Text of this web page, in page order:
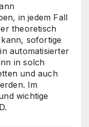
in jedem Fall
theoretisch
sofortige
automatisierter
in solch
und auch
Im
wichtige